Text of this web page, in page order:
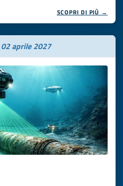
SCOPRI DI PIÙ →
02 aprile 2027